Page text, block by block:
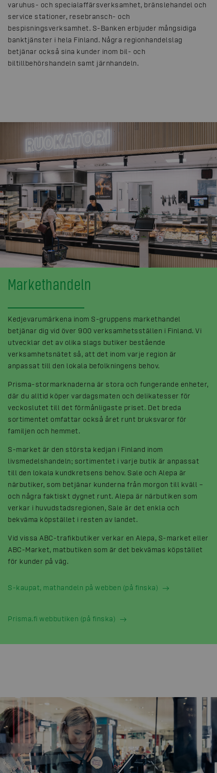
varuhus- och specialaffärsverksamhet, bränslehandel och
service stationer, resebransch- och
bespisningsverksamhet. S-Banken erbjuder mångsidiga
banktjänster i hela Finland. Några regionhandelslag
betjänar också sina kunder inom bil- och
biltillbehörshandeln samt järnhandeln.
Markethandeln
Kedjevarumärkena inom S-gruppens markethandel
betjänar dig vid över 900 verksamhetsställen i Finland. Vi
utvecklar det av olika slags butiker bestående
verksamhetsnätet så, att det inom varje region är
anpassat till den lokala befolkningens behov.
Prisma-stormarknaderna är stora och fungerande enheter,
där du alltid köper vardagsmaten och delikatesser för
veckoslutet till det förmånligaste priset. Det breda
sortimentet omfattar också året runt bruksvaror för
familjen och hemmet.
S-market är den största kedjan i Finland inom
livsmedelshandeln; sortimentet i varje butik är anpassat
till den lokala kundkretsens behov. Sale och Alepa är
närbutiker, som betjänar kunderna från morgon till kväll –
och några faktiskt dygnet runt. Alepa är närbutiken som
verkar i huvudstadsregionen, Sale är det enkla och
bekväma köpstället i resten av landet.
Vid vissa ABC-trafikbutiker verkar en Alepa, S-market eller
ABC-Market, matbutiken som är det bekvämas köpstället
för kunder på väg.
S-kaupat, mathandeln på webben (på finska)
Prisma.fi webbutiken (på finska)